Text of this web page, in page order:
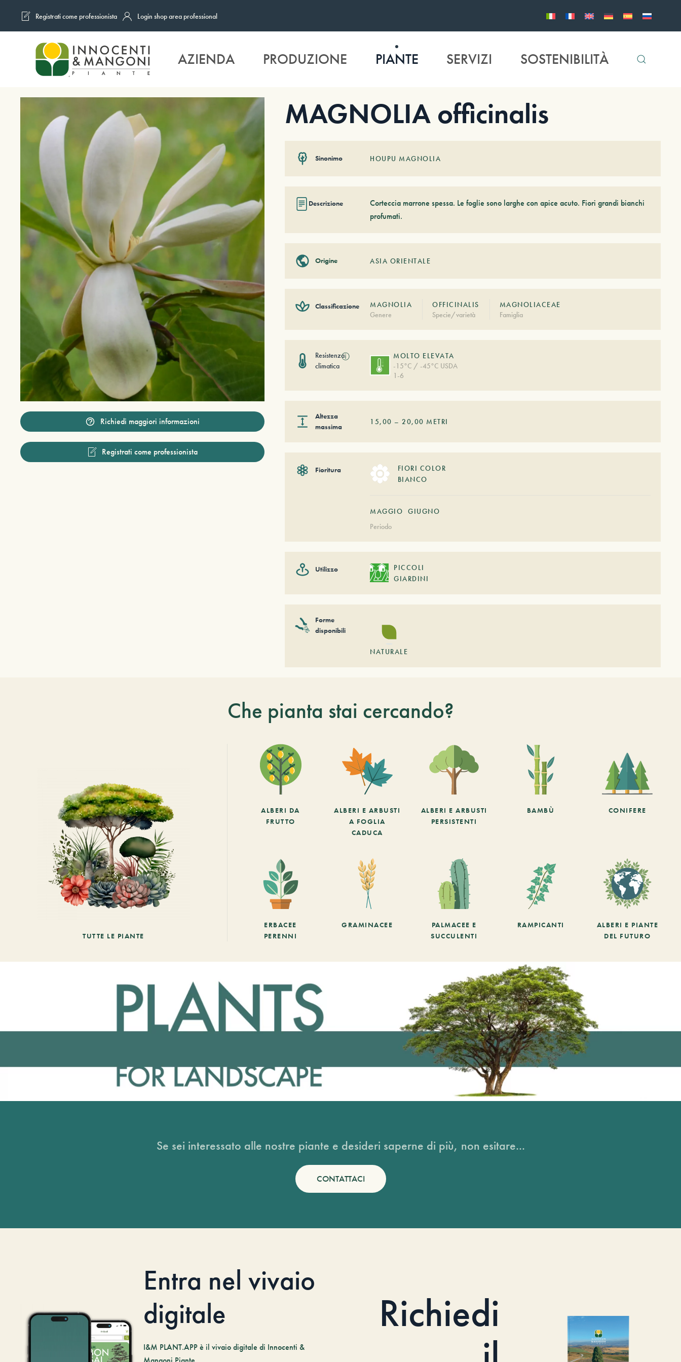
Skip to main content
Registrati come professionista Login shop area professional
AZIENDA PRODUZIONE PIANTE SERVIZI SOSTENIBILITÀ
Richiedi maggiori informazioni
Registrati come professionista
MAGNOLIA officinalis
Sinonimo HOUPU MAGNOLIA
Descrizione
Corteccia marrone spessa. Le foglie sono larghe con apice acuto. Fiori grandi bianchi
profumati.
Origine ASIA ORIENTALE
Classificazione
MAGNOLIA
Genere
OFFICINALIS
Specie/varietà
MAGNOLIACEAE
Famiglia
Resistenza
climatica
ⓘ
MOLTO ELEVATA
-15°C / -45°C USDA
1-6
Altezza
massima
15,00 –20,00 METRI
Fioritura
FIORI COLOR
BIANCO
MAGGIO
GIUGNO
Periodo
Utilizzo
PICCOLI
GIARDINI
Forme
disponibili
NATURALE
Che pianta stai cercando?
TUTTE LE PIANTE
ALBERI DA
FRUTTO
ALBERI E ARBUSTI
A FOGLIA
CADUCA
ALBERI E ARBUSTI
PERSISTENTI
BAMBÙ CONIFERE
ERBACEE
PERENNI
GRAMINACEE
PALMACEE E
SUCCULENTI
RAMPICANTI
ALBERI E PIANTE
DEL FUTURO
Se sei interessato alle nostre piante e desideri saperne di più, non esitare...
CONTATTACI
Entra nel vivaio
digitale
I&M PLANT.APP è il vivaio digitale di Innocenti &
Richiedi